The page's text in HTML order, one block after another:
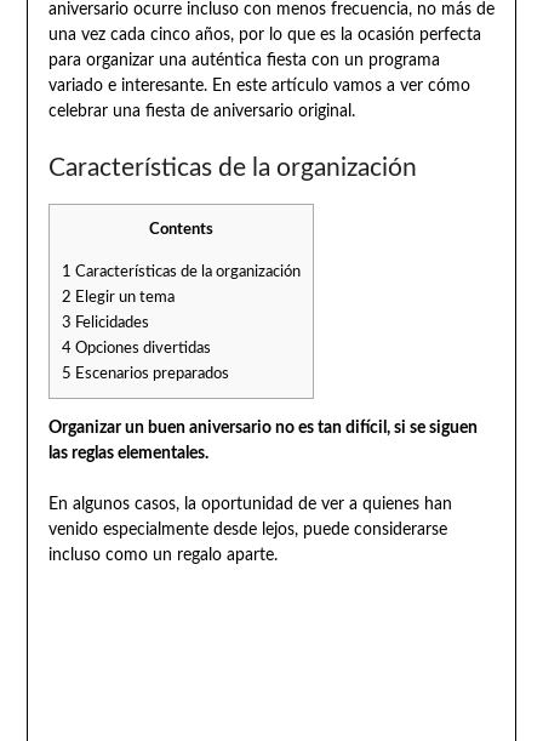
aniversario ocurre incluso con menos frecuencia, no más de
una vez cada cinco años, por lo que es la ocasión perfecta
para organizar una auténtica fiesta con un programa
variado e interesante. En este artículo vamos a ver cómo
celebrar una fiesta de aniversario original.
Características de la organización
Contents
1 Características de la organización
2 Elegir un tema
3 Felicidades
4Opciones divertidas
5 Escenarios preparados
Organizar un buen aniversario no es tan difícil, si se siguen
las reglas elementales.
En algunos casos, la oportunidad de ver a quienes han
venido especialmente desde lejos, puede considerarse
incluso como un regalo aparte.